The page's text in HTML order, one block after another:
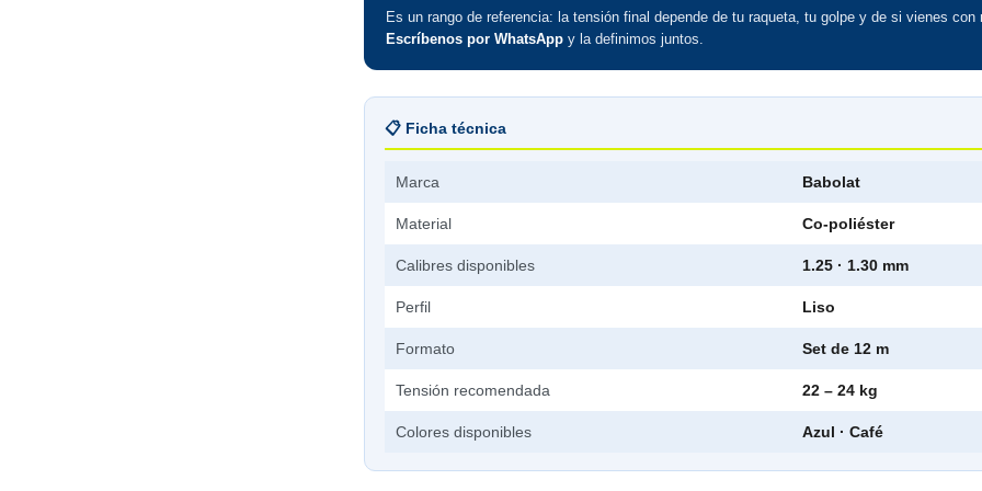
Es un rango de referencia: la tensión final depende de tu raqueta, tu golpe y de si vienes con
Escríbenos por WhatsApp y la definimos juntos.
📋 Ficha técnica
Marca Babolat
Material Co-poliéster
Calibres disponibles 1.25 · 1.30 mm
Perfil Liso
Formato Set de 12 m
Tensión recomendada 22 – 24 kg
Colores disponibles Azul · Café